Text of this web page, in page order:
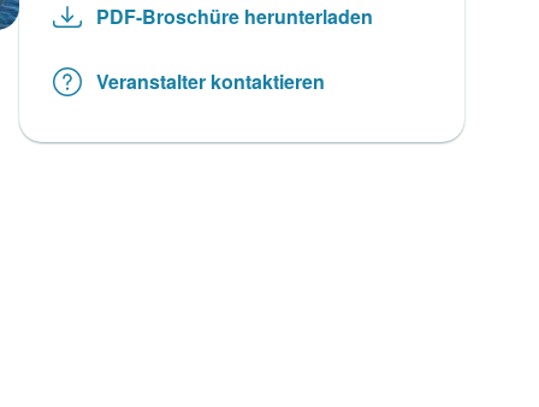
PDF-Broschüre herunterladen
Veranstalter kontaktieren